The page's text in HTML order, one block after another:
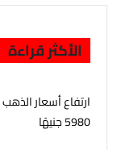
الأكثر قراءة
5980 جنيهًا